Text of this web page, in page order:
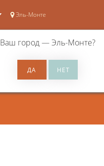
Эль-Монте
Ваш город —Эль-Монте?
0